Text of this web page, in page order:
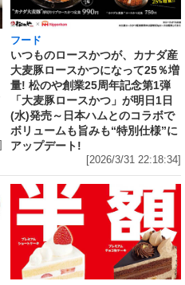
フード
いつものロースかつが、カナダ産
大麦豚ロースかつになって25％増
量! 松のや創業25周年記念第1弾
「大麦豚ロースかつ」が明日1日
(水)発売～日本ハムとのコラボで
ボリュームも旨みも“特別仕様”に
アップデート!
[2026/3/31 22:18:34]